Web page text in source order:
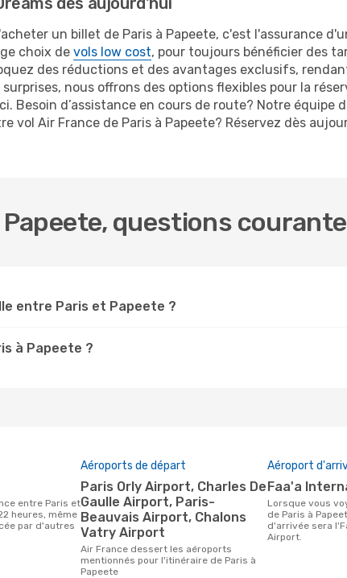
un billet de Paris à Papeete, c'est l'assurance
choix de vols low cost, pour toujours bénéficier des
des réductions et des avantages exclusifs,
nous offrons des options flexibles pour la
Besoin d’assistance en cours de route? Notre équipe
vol Air France de Paris à Papeete? Réservez dès
Papeete, questions
entre Paris et Papeete ?
à Papeete ?
heures, même
par d'autres
Aéroports de départ
Paris Orly Airport, Charles De
Gaulle Airport, Paris-
Beauvais Airport, Chalons
Vatry Airport
Air France dessert les aéroports
mentionnés pour l'itinéraire de Paris à
Papeete
Aéroport
Faa'a
Lorsque vous voyagez avec Air France
de Paris à
d'arrivée sera
Airport.